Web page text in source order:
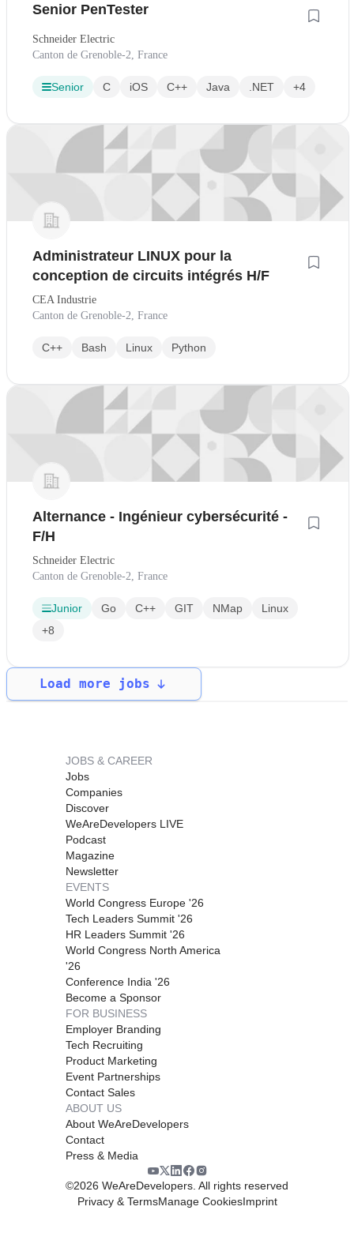
Senior PenTester
Schneider Electric
Canton de Grenoble-2, France
Senior C iOS C++ Java .NET +4
Administrateur LINUX pour la
conception de circuits intégrés H/F
CEA Industrie
Canton de Grenoble-2, France
C++ Bash Linux Python
Alternance - Ingénieur cybersécurité -
F/H
Schneider Electric
Canton de Grenoble-2, France
Junior Go C++ GIT NMap
Linux
+8
Load more jobs
JOBS & CAREER
Jobs
Companies
Discover
WeAreDevelopers LIVE
Podcast
Magazine
Newsletter
EVENTS
World Congress Europe '26
Tech Leaders Summit '26
HR Leaders Summit '26
World Congress North America
'26
Conference India '26
Become a Sponsor
FOR BUSINESS
Employer Branding
Tech Recruiting
Product Marketing
Event Partnerships
Contact Sales
ABOUT US
About WeAreDevelopers
Contact
Press & Media
©2026 WeAreDevelopers. All rights reserved
Privacy & TermsManage CookiesImprint